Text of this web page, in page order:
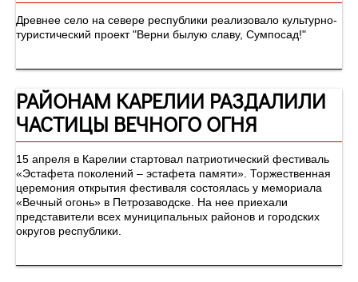
Древнее село на севере республики реализовало культурно-
туристический проект "Верни былую славу, Сумпосад!"
РАЙОНАМ КАРЕЛИИ РАЗДАЛИЛИ
ЧАСТИЦЫ ВЕЧНОГО ОГНЯ
15 апреля в Карелии стартовал патриотический фестиваль
«Эстафета поколений – эстафета памяти». Торжественная
церемония открытия фестиваля состоялась у мемориала
«Вечный огонь» в Петрозаводске. На нее приехали
представители всех муниципальных районов и городских
округов республики.